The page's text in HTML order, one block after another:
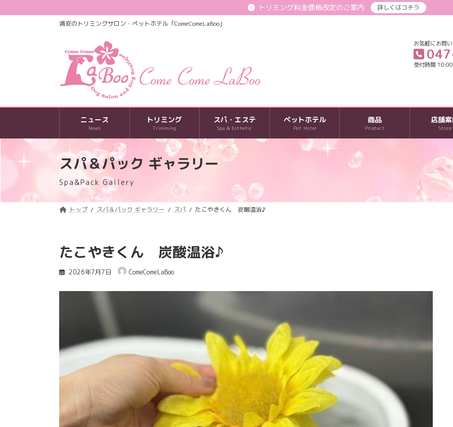
ン
ビ
トリミング料金価格改定のご案内
詳しくはコチラ
浦安のトリミングサロン・ペットホテル「ComeComeLaBoo」
お気軽にお問
受付時間
ニュース
News
トリミング
Trimming
スパ・エステ
Spa & Esthetic
ペットホテル
Pet Hotel
商品
Product
店舗
Store
スパ＆パック ギャラリー
Spa&Pack Gallery
トップ スパ＆パック ギャラリー スパ たこやきくん 炭酸温浴♪
たこやきくん 炭酸温浴♪
2026年7月7日 ComeComeLaBoo